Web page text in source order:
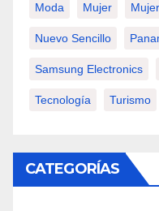
Moda Mujer
Nuevo Sencillo
Samsung Electronics
Tecnología Turismo
CATEGORÍAS